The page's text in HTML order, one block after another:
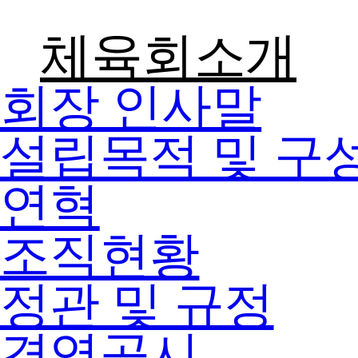
체육회소개
회장 인사말
설립목적 및 구
연혁
조직현황
정관 및 규정